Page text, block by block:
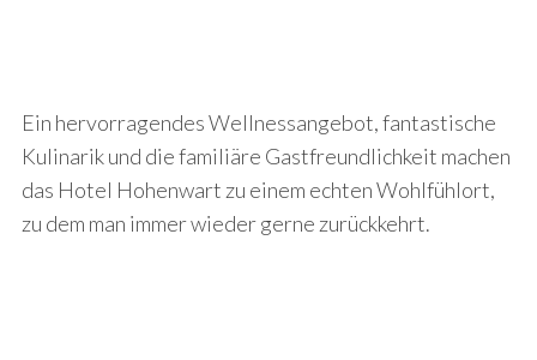
Ein hervorragendes Wellnessangebot, fantastische
Kulinarik und die familiäre Gastfreundlichkeit machen
das Hotel Hohenwart zu einem echten Wohlfühlort,
zu dem man immer wieder gerne zurückkehrt.